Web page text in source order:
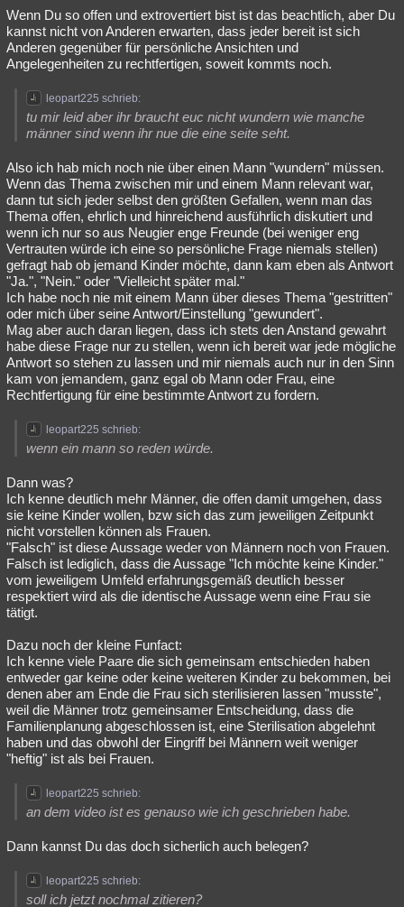
Wenn Du so offen und extrovertiert bist ist das beachtlich, aber Du
kannst nicht von Anderen erwarten, dass jeder bereit ist sich
Anderen gegenüber für persönliche Ansichten und
Angelegenheiten zu rechtfertigen, soweit kommts noch.
leopart225 schrieb:
tu mir leid aber ihr braucht euc nicht wundern wie manche
männer sind wenn ihr nue die eine seite seht.
Also ich hab mich noch nie über einen Mann "wundern" müssen.
Wenn das Thema zwischen mir und einem Mann relevant war,
dann tut sich jeder selbst den größten Gefallen, wenn man das
Thema offen, ehrlich und hinreichend ausführlich diskutiert und
wenn ich nur so aus Neugier enge Freunde (bei weniger eng
Vertrauten würde ich eine so persönliche Frage niemals stellen)
gefragt hab ob jemand Kinder möchte, dann kam eben als Antwort
"Ja.", "Nein." oder "Vielleicht später mal."
Ich habe noch nie mit einem Mann über dieses Thema "gestritten"
oder mich über seine Antwort/Einstellung "gewundert".
Mag aber auch daran liegen, dass ich stets den Anstand gewahrt
habe diese Frage nur zu stellen, wenn ich bereit war jede mögliche
Antwort so stehen zu lassen und mir niemals auch nur in den Sinn
kam von jemandem, ganz egal ob Mann oder Frau, eine
Rechtfertigung für eine bestimmte Antwort zu fordern.
leopart225 schrieb:
wenn ein mann so reden würde.
Dann was?
Ich kenne deutlich mehr Männer, die offen damit umgehen, dass
sie keine Kinder wollen, bzw sich das zum jeweiligen Zeitpunkt
nicht vorstellen können als Frauen.
"Falsch" ist diese Aussage weder von Männern noch von Frauen.
Falsch ist lediglich, dass die Aussage "Ich möchte keine Kinder."
vom jeweiligem Umfeld erfahrungsgemäß deutlich besser
respektiert wird als die identische Aussage wenn eine Frau sie
tätigt.
Dazu noch der kleine Funfact:
Ich kenne viele Paare die sich gemeinsam entschieden haben
entweder gar keine oder keine weiteren Kinder zu bekommen, bei
denen aber am Ende die Frau sich sterilisieren lassen "musste",
weil die Männer trotz gemeinsamer Entscheidung, dass die
Familienplanung abgeschlossen ist, eine Sterilisation abgelehnt
haben und das obwohl der Eingriff bei Männern weit weniger
"heftig" ist als bei Frauen.
leopart225 schrieb:
an dem video ist es genauso wie ich geschrieben habe.
Dann kannst Du das doch sicherlich auch belegen?
leopart225 schrieb:
soll ich jetzt nochmal zitieren?